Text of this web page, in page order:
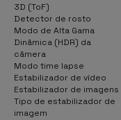
3D (ToF)
Detector de rosto
Modo de Alta Gama
Dinâmica (HDR) da
câmera
Modo time lapse
Estabilizador de vídeo
Estabilizador de imagens
Tipo de estabilizador de
imagem